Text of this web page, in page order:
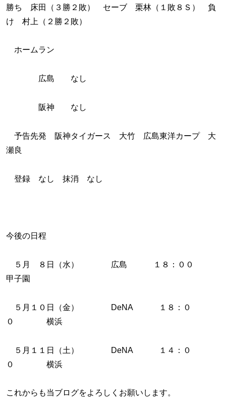
勝ち 床田（３勝２敗） セーブ 栗林（１敗８Ｓ） 負
け 村上（２勝２敗）
ホームラン
広島 なし
阪神 なし
予告先発 阪神タイガース 大竹 広島東洋カープ 大
瀬良
登録 なし 抹消 なし
今後の日程
５月 ８日（水） 広島 １８：００
甲子園
５月１０日（金） DeNA １８：０
０ 横浜
５月１１日（土） DeNA １４：０
０ 横浜
これからも当ブログをよろしくお願いします。